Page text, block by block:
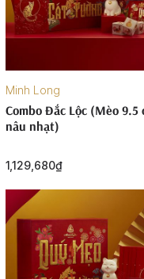
Minh Long
Combo Đắc Lộc (Mèo 9.5
nâu nhạt)
1,129,680₫